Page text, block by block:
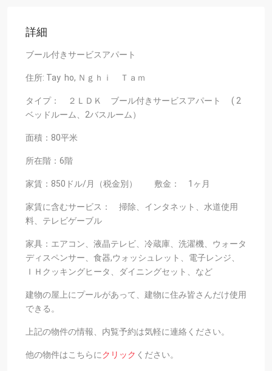
詳細
ブール付きサービスアパート
住所: Tay ho, Ｎｇｈｉ Ｔａｍ
タイプ： ２ＬＤＫ ブール付きサービスアパート ( 2
ベッドルーム、2バスルーム）
面積：80平米
所在階：6階
家賃：850ドル/月（税金別） 敷金： 1ヶ月
家賃に含むサービス： 掃除、インタネット、水道使用
料、テレビゲーブル
家具：エアコン、液晶テレビ、冷蔵庫、洗濯機、ウォータ
ディスペンサー、食器,ウォッシュレット、電子レンジ、
ＩＨクッキングヒータ、ダイニングセット、など
建物の屋上にプールがあって、建物に住み皆さんだけ使用
できる。
上記の物件の情報、内覧予約は気軽に連絡ください。
他の物件はこちらにクリック ください。